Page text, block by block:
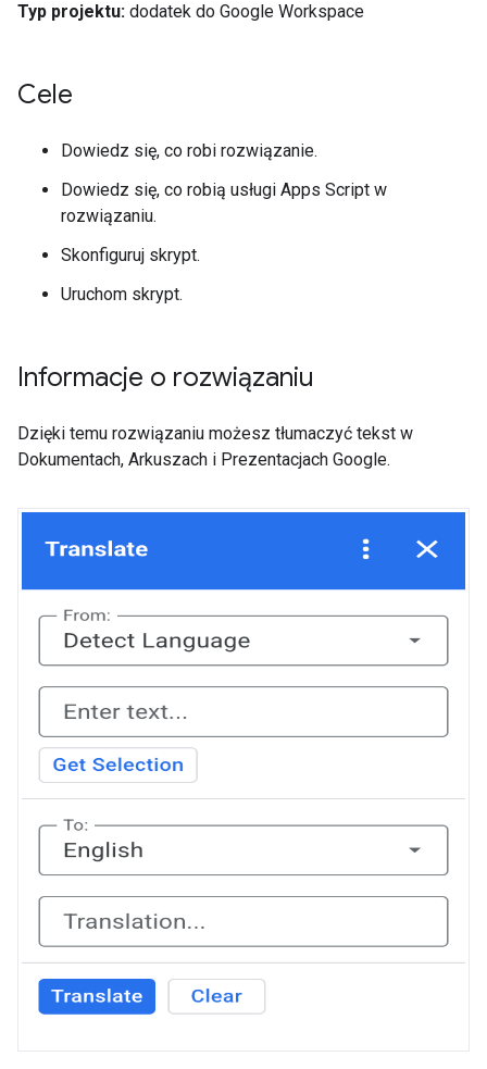
Typ projektu: dodatek do Google Workspace
Cele
Dowiedz się, co robi rozwiązanie.
Dowiedz się, co robią usługi Apps Script w
rozwiązaniu.
Skonfiguruj skrypt.
Uruchom skrypt.
Informacje o rozwiązaniu
Dzięki temu rozwiązaniu możesz tłumaczyć tekst w
Dokumentach, Arkuszach i Prezentacjach Google.